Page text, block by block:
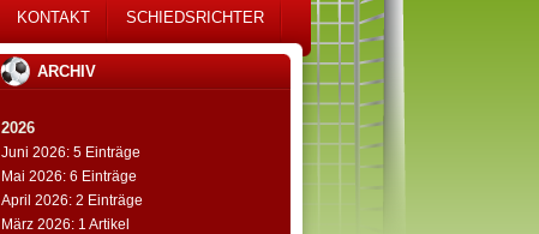
KONTAKT SCHIEDSRICHTER
ARCHIV
2026
Juni 2026: 5 Einträge
Mai 2026: 6 Einträge
April 2026: 2 Einträge
März 2026: 1 Artikel